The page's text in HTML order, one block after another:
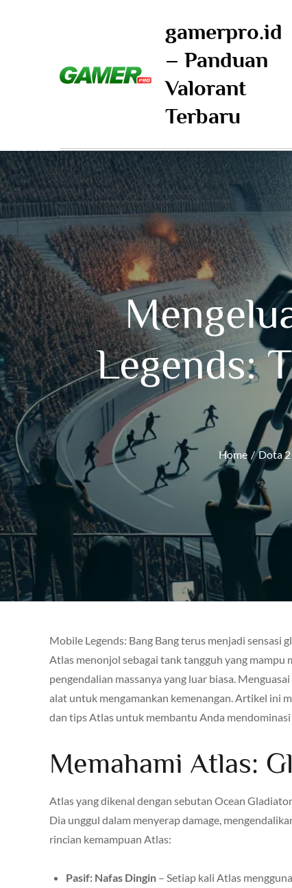
gamerpro.id
– Panduan
Valorant
Terbaru
Legends:
Home Dota 2
Mobile Legends: Bang Bang terus menjadi sensasi
Atlas menonjol sebagai tank tangguh yang
pengendalian massanya yang luar biasa.
alat untuk mengamankan kemenangan. Artikel ini
dan tips Atlas untuk membantu Anda mendominasi
Memahami Atlas:
Atlas yang dikenal dengan sebutan Ocean
Dia unggul dalam menyerap damage,
rincian kemampuan Atlas:
Pasif: Nafas Dingin – Setiap kali Atlas